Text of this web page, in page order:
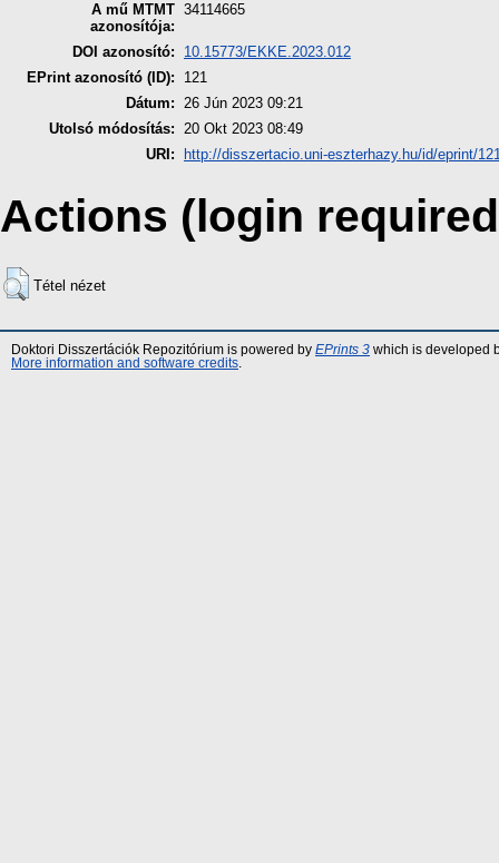
A mű MTMT
azonosítója:
34114665
DOI azonosító:
10.15773/EKKE.2023.012
EPrint azonosító (ID):
121
Dátum: 26 Jún 2023 09:21
Utolsó módosítás: 20 Okt 2023 08:49
URI:
http://disszertacio.uni-eszterhazy.hu/id/eprint/
Actions (login
Tétel nézet
Doktori Disszertációk Repozitórium is powered by EPrints 3 which is developed
More information and software credits